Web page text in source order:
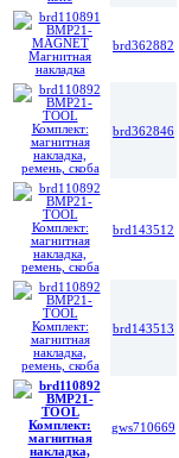
brd362882
brd362846
brd143512
brd143513
gws710669